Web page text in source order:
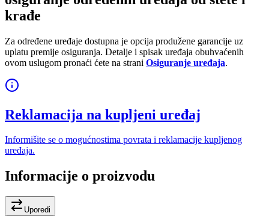
krađe
Za određene uređaje dostupna je opcija produžene garancije uz
uplatu premije osiguranja. Detalje i spisak uređaja obuhvaćenih
ovom uslugom pronaći ćete na strani Osiguranje uređaja.
Reklamacija na kupljeni uređaj
Informišite se o mogućnostima povrata i reklamacije kupljenog
uređaja.
Informacije o proizvodu
Uporedi